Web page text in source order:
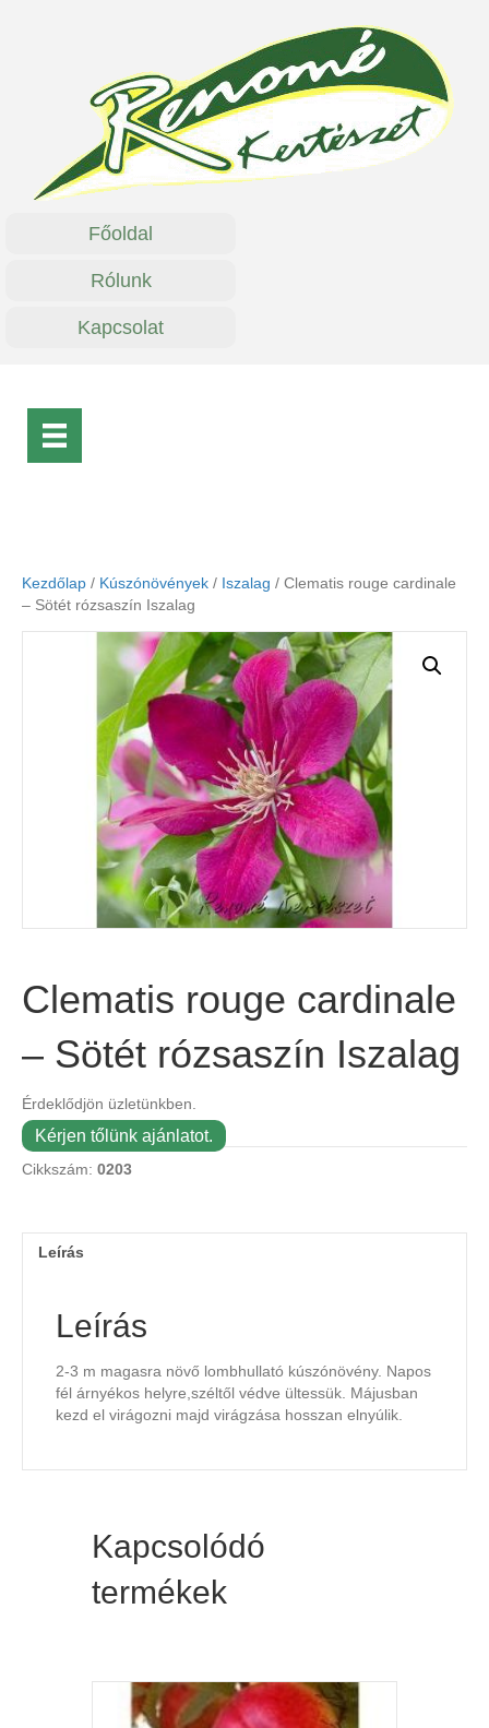
Főoldal
Rólunk
Kapcsolat
Kezdőlap / Kúszónövények / Iszalag / Clematis rouge cardinale
– Sötét rózsaszín Iszalag
Clematis rouge cardinale
– Sötét rózsaszín Iszalag
Érdeklődjön üzletünkben.
Kérjen tőlünk ajánlatot.
Cikkszám: 0203
Leírás
Leírás
2-3 m magasra növő lombhullató kúszónövény. Napos
fél árnyékos helyre,széltől védve ültessük. Májusban
kezd el virágozni majd virágzása hosszan elnyúlik.
Kapcsolódó
termékek